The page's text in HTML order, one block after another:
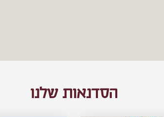
הסדנאות שלנו